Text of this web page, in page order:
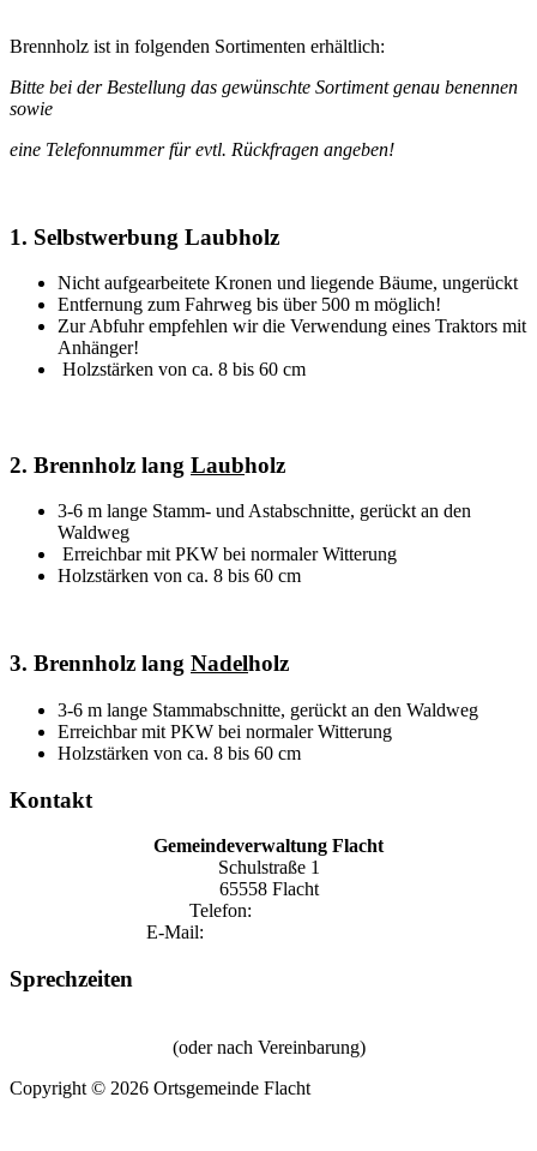
Brennholz ist in folgenden Sortimenten erhältlich:
Bitte bei der Bestellung das gewünschte Sortiment genau benennen
sowie
eine Telefonnummer für evtl. Rückfragen angeben!
1. Selbstwerbung Laubholz
Nicht aufgearbeitete Kronen und liegende Bäume, ungerückt
Entfernung zum Fahrweg bis über 500 m möglich!
Zur Abfuhr empfehlen wir die Verwendung eines Traktors mit
Anhänger!
Holzstärken von ca. 8 bis 60 cm
2. Brennholz lang Laubholz
3-6 m lange Stamm- und Astabschnitte, gerückt an den
Waldweg
Erreichbar mit PKW bei normaler Witterung
Holzstärken von ca. 8 bis 60 cm
3. Brennholz lang Nadelholz
3-6 m lange Stammabschnitte, gerückt an den Waldweg
Erreichbar mit PKW bei normaler Witterung
Holzstärken von ca. 8 bis 60 cm
Kontakt
Gemeindeverwaltung Flacht
Schulstraße 1
65558 Flacht
Telefon:
E-Mail:
Sprechzeiten
(oder nach Vereinbarung)
Copyright © 2026 Ortsgemeinde Flacht